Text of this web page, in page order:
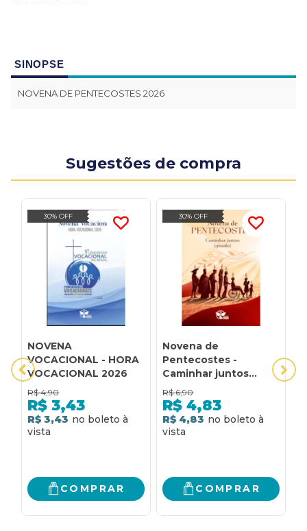
SINOPSE
NOVENA DE PENTECOSTES 2026
Sugestões de compra
30% OFF
NOVENA
VOCACIONAL - HORA
VOCACIONAL 2026
R$ 4,90
R$ 3,43
R$ 3,43
COMPRAR
30% OFF
Novena de
Pentecostes -
Caminhar juntos
(sýnodos)
R$ 6,90
R$ 4,83
R$ 4,83
COMPRAR